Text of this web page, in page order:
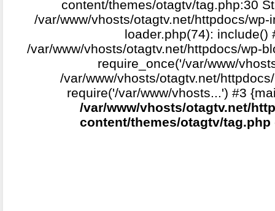
content/themes/otagtv/tag.php:30
/var/www/vhosts/otagtv.net/httpdocs/
loader.php(74): include()
/var/www/vhosts/otagtv.net/httpdocs/wp-
require_once('/var/www/
/var/www/vhosts/otagtv.net/
require('/var/www/vhosts...') #3
/var/www/vhosts/otagtv.net/
content/themes/otagtv/tag.php